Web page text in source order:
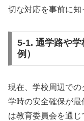
切な対応を事前に知
5-1. 通学路や
例）
現在、学校周辺で
学時の安全確保が
は教育委員会を通